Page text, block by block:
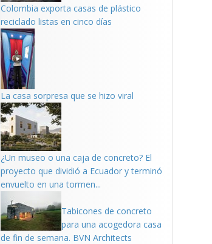
Colombia exporta casas de plástico
reciclado listas en cinco días
La casa sorpresa que se hizo viral
¿Un museo o una caja de concreto? El
proyecto que dividió a Ecuador y terminó
envuelto en una tormen...
Tabicones de concreto
para una acogedora casa
de fin de semana. BVN Architects